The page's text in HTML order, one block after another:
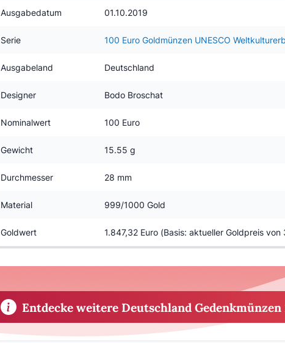
Ausgabedatum 01.10.2019
Serie 100 Euro Goldmünzen UNESCO
Ausgabeland Deutschland
Designer Bodo Broschat
Nominalwert 100 Euro
Gewicht 15.55 g
Durchmesser 28 mm
Material 999/1000 Gold
Goldwert 1.847,32 Euro (Basis: aktueller Goldpreis
Entdecke weitere Deutschland Gedenkmünzen